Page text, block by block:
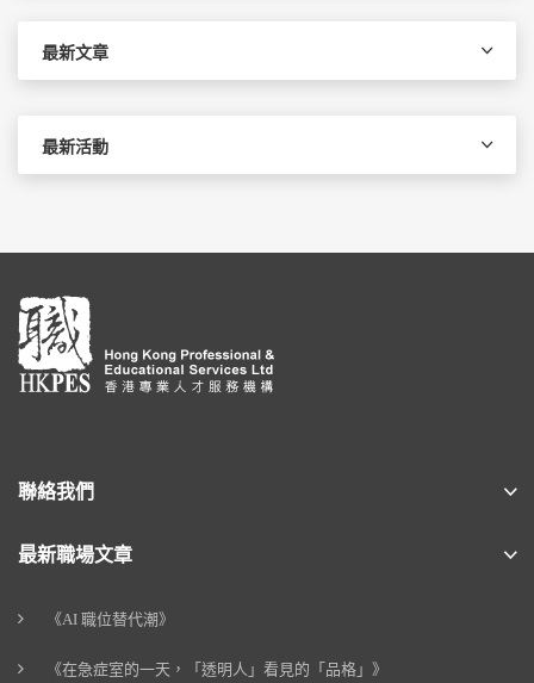
最新文章
最新活動
聯絡我們
最新職場文章
《AI 職位替代潮》
《在急症室的一天，「透明人」看見的「品格」》